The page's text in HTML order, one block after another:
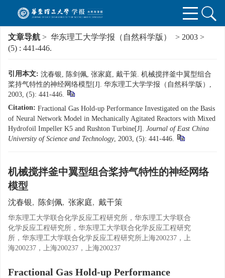
文章导航 > 华东理工大学学报（自然科学版） > 2003 >
(5) : 441-446.
引用本文: 沈春银, 陈剑佩, 张家庭, 戴干策. 机械搅拌釜中翼型组合
桨持气特性的神经网络模型[J]. 华东理工大学学报（自然科学版）,
2003, (5): 441-446.
Citation: Fractional Gas Hold-up Performance Investigated on the Basis
of Neural Network Model in Mechanically Agitated Reactors with Mixed
Hydrofoil Impeller K5 and Rushton Turbine[J]. Journal of East China
University of Science and Technology, 2003, (5): 441-446.
机械搅拌釜中翼型组合桨持气特性的神经网络
模型
沈春银, 陈剑佩, 张家庭, 戴干策
华东理工大学联合化学反应工程研究所，华东理工大学联合
化学反应工程研究所，华东理工大学联合化学反应工程研究
所，华东理工大学联合化学反应工程研究所上海200237，上
海200237，上海200237，上海200237
Fractional Gas Hold-up Performance